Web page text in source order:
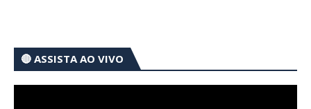
🔴 ASSISTA AO VIVO